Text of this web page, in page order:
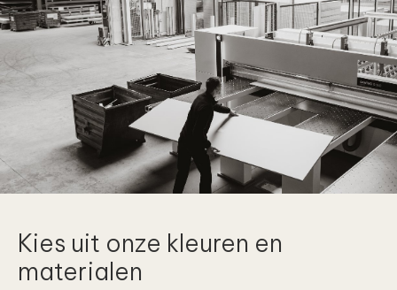
Kies uit onze kleuren en
materialen